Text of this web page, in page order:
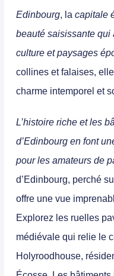
Edinbourg, la capitale
beauté saisissante qui
culture et paysages
collines et falaises,
charme intemporel et
L’histoire riche et les
d’Edinbourg en font
pour les amateurs de
d’Edinbourg, perché
offre une vue
Explorez les ruelles
médiévale qui relie le
Holyroodhouse,